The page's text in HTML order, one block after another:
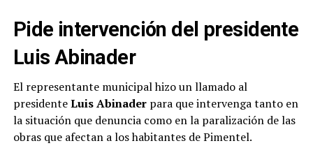
Pide intervención del presidente
Luis Abinader
El representante municipal hizo un llamado al
presidenteLuis Abinaderpara que intervenga tanto en
la situación que denuncia como en la paralización de las
obras que afectan a los habitantes de Pimentel.